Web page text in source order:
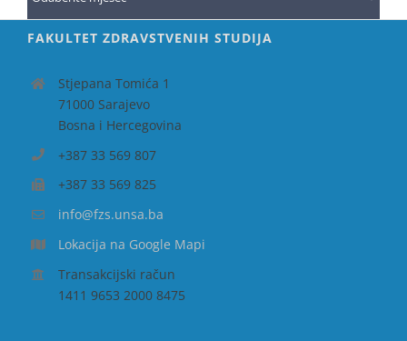
FAKULTET ZDRAVSTVENIH STUDIJA
Stjepana Tomića 1
71000 Sarajevo
Bosna i Hercegovina
+387 33 569 807
+387 33 569 825
info@fzs.unsa.ba
Lokacija na Google Mapi
Transakcijski račun
1411 9653 2000 8475